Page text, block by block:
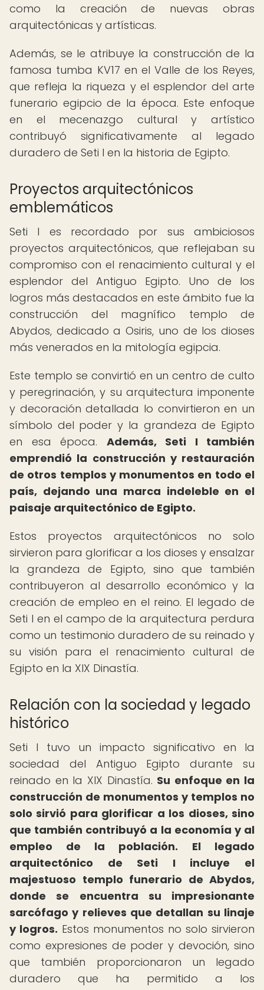
como la creación de nuevas obras
arquitectónicas y artísticas.
Además, se le atribuye la construcción de la
famosa tumba KV17 en el Valle de los Reyes,
que refleja la riqueza y el esplendor del arte
funerario egipcio de la época. Este enfoque
en el mecenazgo cultural y artístico
contribuyó significativamente al legado
duradero de Seti I en la historia de Egipto.
Proyectos arquitectónicos
emblemáticos
Seti I es recordado por sus ambiciosos
proyectos arquitectónicos, que reflejaban su
compromiso con el renacimiento cultural y el
esplendor del Antiguo Egipto. Uno de los
logros más destacados en este ámbito fue la
construcción del magnífico templo de
Abydos, dedicado a Osiris, uno de los dioses
más venerados en la mitología egipcia.
Este templo se convirtió en un centro de culto
y peregrinación, y su arquitectura imponente
y decoración detallada lo convirtieron en un
símbolo del poder y la grandeza de Egipto
en esa época. Además, Seti I también
emprendió la construcción y restauración
de otros templos y monumentos en todo el
país, dejando una marca indeleble en el
paisaje arquitectónico de Egipto.
Estos proyectos arquitectónicos no solo
sirvieron para glorificar a los dioses y ensalzar
la grandeza de Egipto, sino que también
contribuyeron al desarrollo económico y la
creación de empleo en el reino. El legado de
Seti I en el campo de la arquitectura perdura
como un testimonio duradero de su reinado y
su visión para el renacimiento cultural de
Egipto en la XIX Dinastía.
Relación con la sociedad y legado
histórico
Seti I tuvo un impacto significativo en la
sociedad del Antiguo Egipto durante su
reinado en la XIX Dinastía. Su enfoque en la
construcción de monumentos y templos no
solo sirvió para glorificar a los dioses, sino
que también contribuyó a la economía y al
empleo de la población.
El legado
arquitectónico de Seti I incluye el
majestuoso templo funerario de Abydos,
donde se encuentra su impresionante
sarcófago y relieves que detallan su linaje
y logros. Estos monumentos no solo sirvieron
como expresiones de poder y devoción, sino
que también proporcionaron un legado
duradero que ha permitido a los